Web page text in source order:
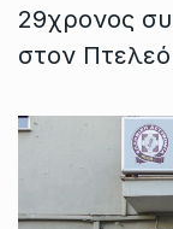
29χρονος
στον Πτελεό